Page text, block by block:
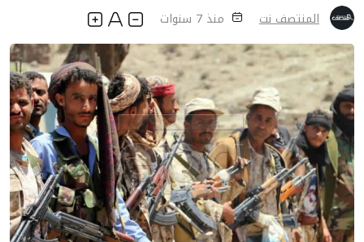
المنتصف نت منذ 7 سنوات